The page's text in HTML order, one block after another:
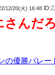
12/20(火) 16:48 ID:
さんだ
の優勝パレ